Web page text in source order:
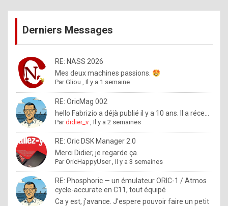
%
a
d
e
b
y
R
o
l
e
publications
Derniers Messages
RE: NASS 2026
Mes deux machines passions.
ParGliou ,Il y a 1 semaine
RE: OricMag 002
hello Fabrizio a déjà publié il y a 10 ans. Il a réce...
Pardidier_v ,Il y a 2 semaines
RE: Oric DSK Manager 2.0
Merci Didier, je regarde ça.
ParOricHappyUser,Il y a 3 semaines
RE: Phosphoric — un émulateur ORIC-1 / Atmos
cycle-accurate en C11, tout équipé
Ca y est, j'avance. J'espere pouvoir faire un petit